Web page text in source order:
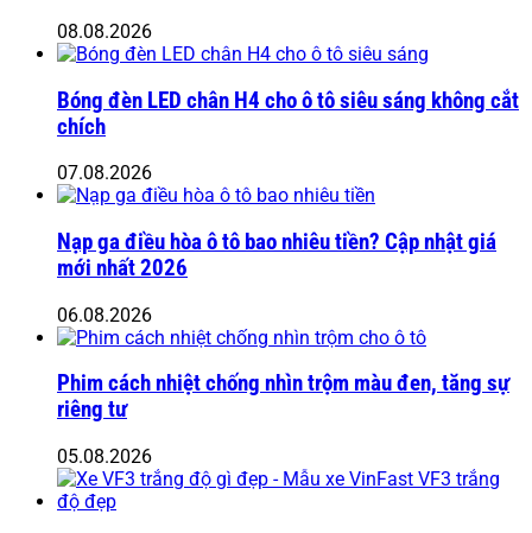
08.08.2026
Bóng đèn LED chân H4 cho ô tô siêu sáng không cắt
chích
07.08.2026
Nạp ga điều hòa ô tô bao nhiêu tiền? Cập nhật giá
mới nhất 2026
06.08.2026
Phim cách nhiệt chống nhìn trộm màu đen, tăng sự
riêng tư
05.08.2026